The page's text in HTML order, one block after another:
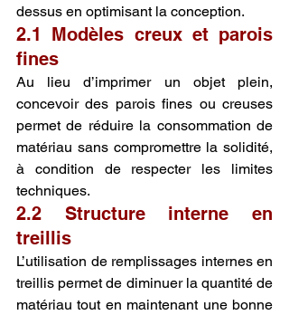
dessus en optimisant la conception.
2.1 Modèles creux et parois
fines
Au lieu d’imprimer un objet plein,
concevoir des parois fines ou creuses
permet de réduire la consommation de
matériau sans compromettre la solidité,
à condition de respecter les limites
techniques.
2.2 Structure interne en
treillis
L’utilisation de remplissages internes en
treillis permet de diminuer la quantité de
matériau tout en maintenant une bonne